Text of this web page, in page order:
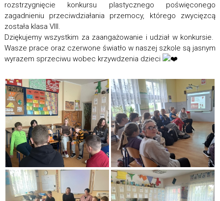
rozstrzygnięcie konkursu plastycznego poświęconego
zagadnieniu przeciwdziałania przemocy, którego zwycięzcą
została klasa VIII.
Dziękujemy wszystkim za zaangażowanie i udział w konkursie.
Wasze prace oraz czerwone światło w naszej szkole są jasnym
wyrazem sprzeciwu wobec krzywdzenia dzieci